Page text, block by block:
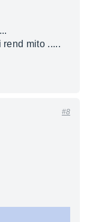
mito .....
#8